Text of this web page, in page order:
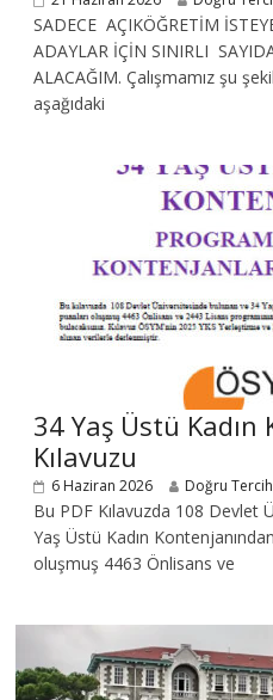
SADECE AÇIKÖĞRETİM
ADAYLAR İÇİN SINIRLI
ALACAĞIM. Çalışmamız şu
aşağıdaki
34 Yaş Üstü Kadın
Kılavuzu
6 Haziran 2026 Doğru
Bu PDF Kılavuzda 108 Devlet
Yaş Üstü Kadın
oluşmuş 4463 Önlisans ve